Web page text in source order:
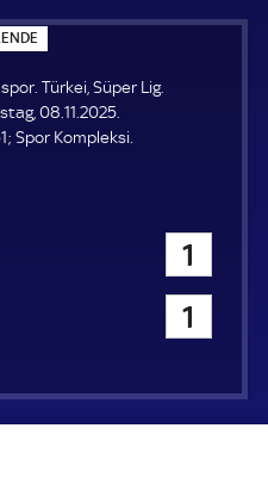
P
E
L
E
N
Türkei, Süper Lig.
08.11.2025.
Spor Kompleksi.
1
1